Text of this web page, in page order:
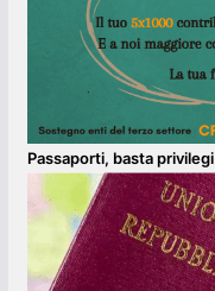
Passaporti, basta privilegi